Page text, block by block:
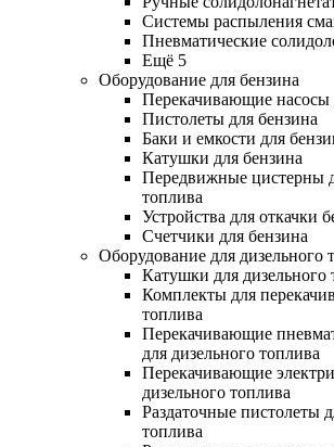
Системы распыления
Пневматические
Ещё 5
Оборудование для бензина
Перекачивающие насосы
Пистолеты для бензина
Баки и емкости для
Катушки для бензина
Передвижные цистерны
топлива
Устройства для откачки
Счетчики для бензина
Оборудование для дизельного
Катушки для дизельного
Комплекты для
топлива
Перекачивающие
для дизельного топлива
Перекачивающие
дизельного топлива
Раздаточные пистолеты
топлива